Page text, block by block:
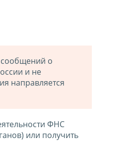
о
и не
направляется
ФНС
или получить